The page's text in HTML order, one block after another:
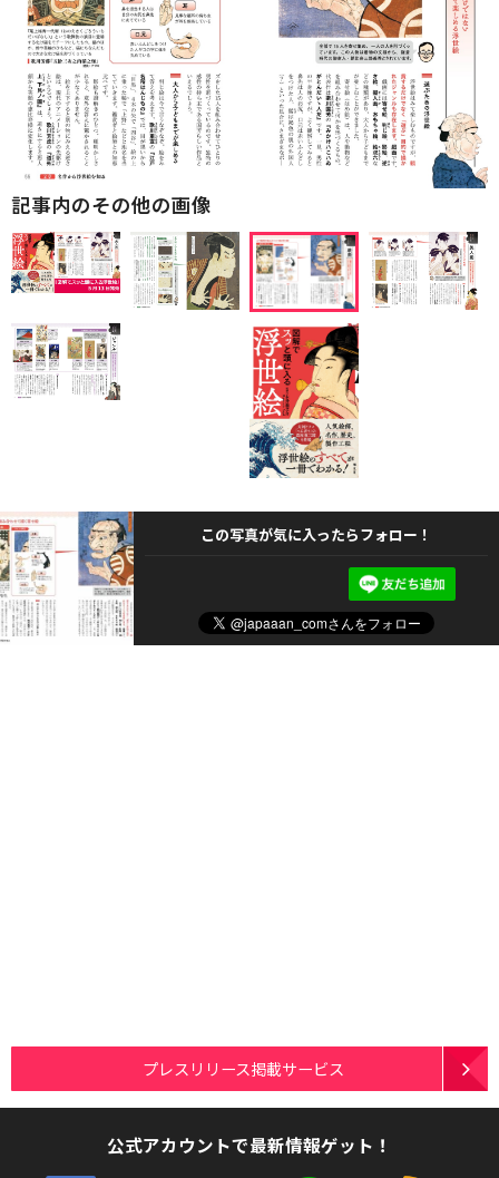
記事内のその他の画像
この写真が気に入ったらフォロー！
プレスリリース掲載サービス
公式アカウントで最新情報ゲット！